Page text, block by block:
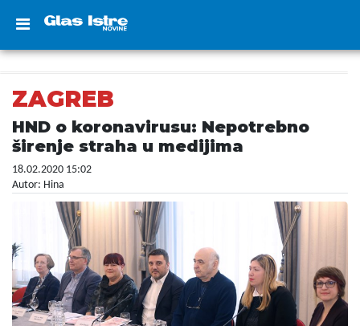
ZAGREB
HND o koronavirusu: Nepotrebno
širenje straha u medijima
18.02.2020 15:02
Autor: Hina